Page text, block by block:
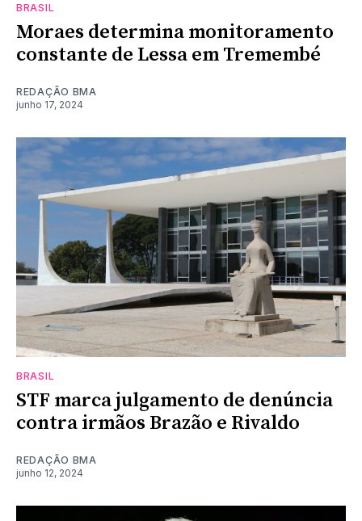
BRASIL
Moraes determina monitoramento
constante de Lessa em Tremembé
REDAÇÃO BMA
junho 17, 2024
BRASIL
STF marca julgamento de denúncia
contra irmãos Brazão e Rivaldo
REDAÇÃO BMA
junho 12, 2024